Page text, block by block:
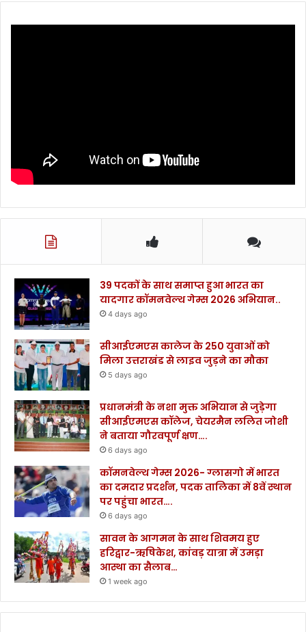
हा
39 पदकों के साथ समाप्त हुआ भारत का
यादगार कॉमनवेल्थ गेम्स 2026 अभियान..
4 days ago
सीआईएमएस कालेज के 250 युवाओं को
मिला उत्तराखंड से लाइव जुड़ने का मौका
5 days ago
प्रधानमंत्री के नशा मुक्त अभियान से जुड़ेगा
सीआईएमएस कॉलेज, चेयरमैन ललित जोशी
ने बताया गौरवपूर्ण क्षण….
6 days ago
कॉमनवेल्थ गेम्स 2026- ग्लासगो में भारत
का दमदार प्रदर्शन, पदक तालिका में 8वें स्थान
पर पहुंचा भारत….
6 days ago
सावन के आगमन के साथ शिवमय हुए
हरिद्वार-ऋषिकेश, कांवड़ यात्रा में उमड़ा
आस्था का सैलाब…
1 week ago